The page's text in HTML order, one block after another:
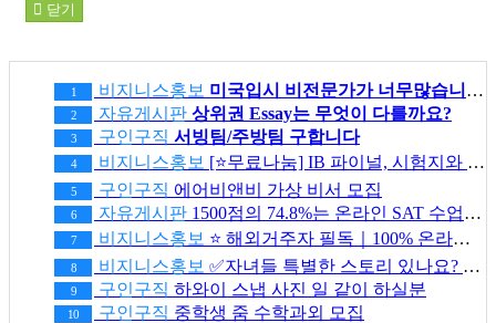
닫기
1 비지니스홍보 미국입시 비전문가가 너무많습니다. (최근 실제 상담 사례)
2 자유게시판 상위권 Essay는 무엇이 다를까요?
3 구인구직 서빙팀/주방팀 구합니다
4 비지니스홍보 [⭐무료나눔] IB 파이널, 시험지와 답지만 보고 끝내실 건가요?
5 구인구직 에어비앤비 가상 비서 모집
6 자유게시판 1500점의 74.8%는 온라인 SAT 수업에서 나왔습니다
7 비지니스홍보 ⭐ 해외거주자 필독｜100% 온라인 마지막 한국어교원 2급 추가모집 (~8/2)
8 비지니스홍보 ✅자녀들 특별한 스토리 있나요? 대학 지원 에세이에서 갈리는데..
9 구인구직 하와이 스냅 사진 일 같이 하실분
10 구인구직 중학생 줌 수학과외 모집